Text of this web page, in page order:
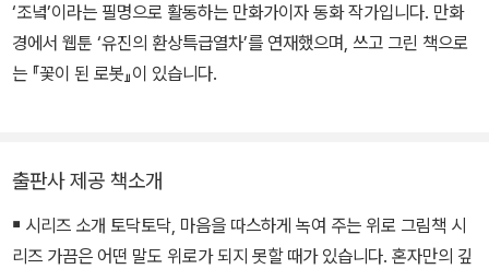
‘조녘’이라는 필명으로 활동하는 만화가이자 동화 작가입니다. 만화
경에서 웹툰 ‘유진의 환상특급열차’를 연재했으며, 쓰고 그린 책으로
는 『꽃이 된 로봇』이 있습니다.
출판사 제공 책소개
￭ 시리즈 소개 토닥토닥, 마음을 따스하게 녹여 주는 위로 그림책 시
리즈 가끔은 어떤 말도 위로가 되지 못할 때가 있습니다. 혼자만의 깊